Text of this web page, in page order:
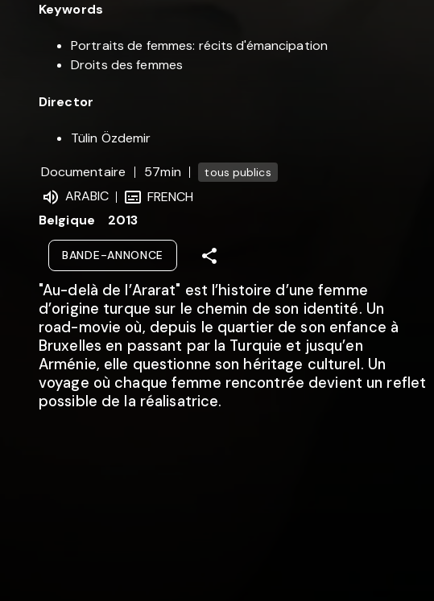
Keywords
Portraits de femmes: récits d'émancipation
Droits des femmes
Director
Tülin Özdemir
Documentaire
57min tous publics
ARABIC
FRENCH
Belgique
2013
BANDE-ANNONCE
"Au-delà de l’Ararat" est l’histoire d’une femme
d’origine turque sur le chemin de son identité. Un
road-movie où, depuis le quartier de son enfance à
Bruxelles en passant par la Turquie et jusqu’en
Arménie, elle questionne son héritage culturel. Un
voyage où chaque femme rencontrée devient un reflet
possible de la réalisatrice.